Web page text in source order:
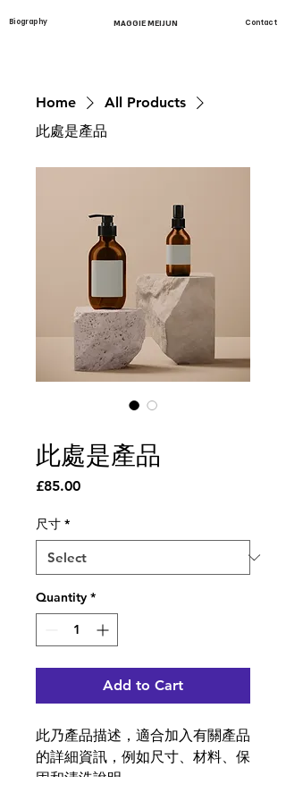
MAGGIE MEIJUN
Biography Contact
Home
All Products
此處是產品
此處是產品
£85.00Price
尺寸 *
Quantity *
Add to Cart
此乃產品描述，適合加入有關產品
的詳細資訊，例如尺寸、材料、保
固和清洗說明。